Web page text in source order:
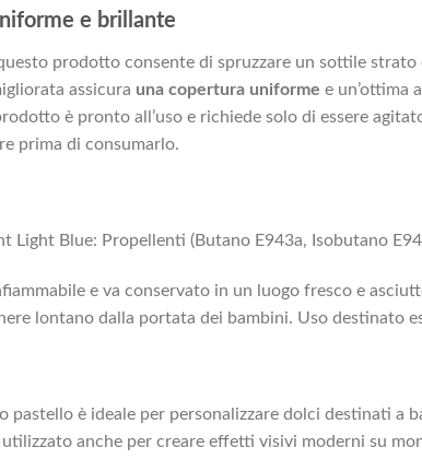
e brillante
prodotto consente di spruzzare un sottile
assicura una copertura uniforme e un’ottima
è pronto all’uso e richiede solo di essere
prima di consumarlo.
Light Blue: Propellenti (Butano E943a, Isobutano
e va conservato in un luogo fresco e
lontano dalla portata dei bambini. Uso destinato
pastello è ideale per personalizzare dolci destinati a
anche per creare effetti visivi moderni su